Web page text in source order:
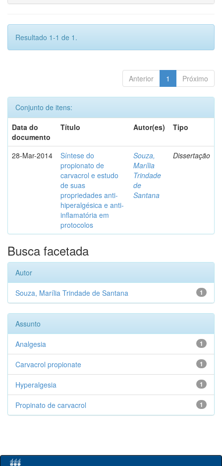
Resultado 1-1 de 1.
Anterior 1 Próximo
Conjunto de itens:
Data do
documento
Título Autor(es) Tipo
28-Mar-2014
Síntese do
propionato de
carvacrol e estudo
de suas
propriedades anti-
hiperalgésica e anti-
inflamatória em
protocolos
Souza,
Marília
Trindade
de
Santana
Dissertação
Busca facetada
Autor
1
Souza, Marília Trindade de Santana
Assunto
1
Analgesia
1
Carvacrol propionate
1
Hyperalgesia
1
Propinato de carvacrol